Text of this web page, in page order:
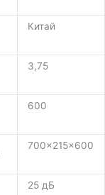
Китай
3,75
600
700×215×600
25 дБ